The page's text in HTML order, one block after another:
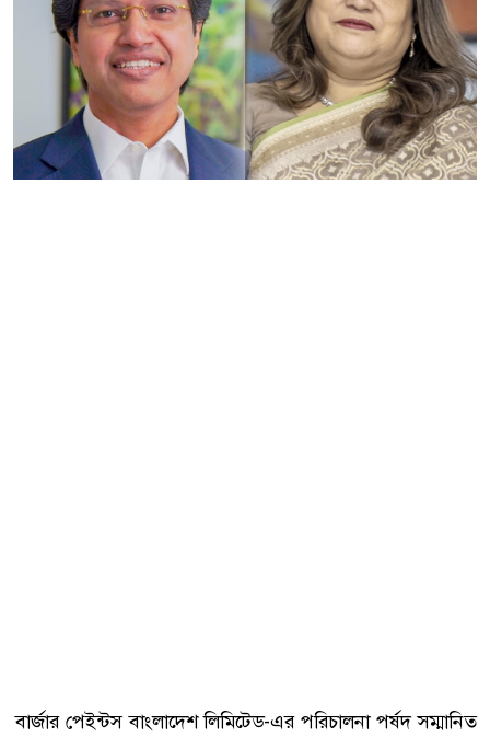
বার্জার পেইন্টস বাংলাদেশ লিমিটেড-এর পরিচালনা পর্ষদ সম্মানিত